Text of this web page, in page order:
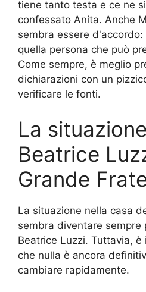
tiene tanto testa e ce ne
confessato Anita. Anche
sembra essere
quella persona che può
Come sempre, è meglio
dichiarazioni con un
verificare le fonti.
La
Beatrice
Grande
La situazione nella casa
sembra diventare sempre
Beatrice Luzzi. Tuttavia,
che nulla è ancora
cambiare rapidamente.